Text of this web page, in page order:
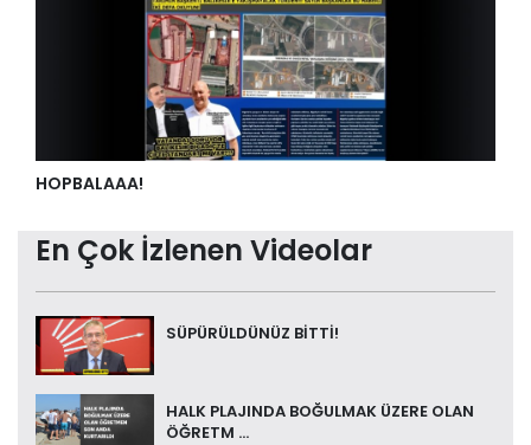
HOPBALAAA!
En Çok İzlenen Videolar
SÜPÜRÜLDÜNÜZ BİTTİ!
HALK PLAJINDA BOĞULMAK ÜZERE OLAN
ÖĞRETM ...